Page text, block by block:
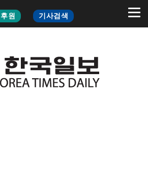
후원 기사검색